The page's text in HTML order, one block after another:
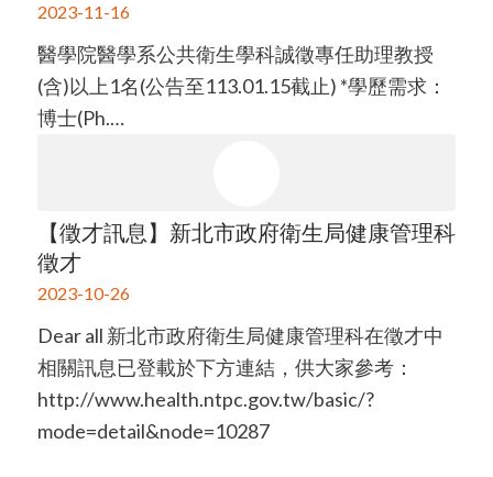
2023-11-16
醫學院醫學系公共衛生學科誠徵專任助理教授
(含)以上1名(公告至113.01.15截止) *學歷需求：
博士(Ph.…
【徵才訊息】新北市政府衛生局健康管理科
徵才
2023-10-26
Dear all 新北市政府衛生局健康管理科在徵才中
相關訊息已登載於下方連結，供大家參考：
http://www.health.ntpc.gov.tw/basic/?
mode=detail&node=10287